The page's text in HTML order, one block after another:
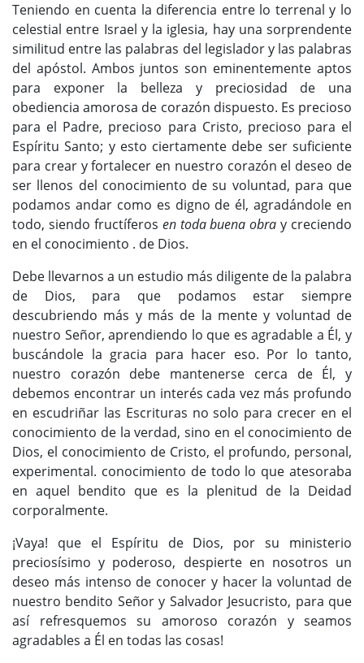
Teniendo en cuenta la diferencia entre lo terrenal y lo
celestial entre Israel y la iglesia, hay una sorprendente
similitud entre las palabras del legislador y las palabras
del apóstol. Ambos juntos son eminentemente aptos
para exponer la belleza y preciosidad de una
obediencia amorosa de corazón dispuesto. Es precioso
para el Padre, precioso para Cristo, precioso para el
Espíritu Santo; y esto ciertamente debe ser suficiente
para crear y fortalecer en nuestro corazón el deseo de
ser llenos del conocimiento de su voluntad, para que
podamos andar como es digno de él, agradándole en
todo, siendo fructíferos en toda buena obra y creciendo
en el conocimiento . de Dios.
Debe llevarnos a un estudio más diligente de la palabra
de Dios, para que podamos estar siempre
descubriendo más y más de la mente y voluntad de
nuestro Señor, aprendiendo lo que es agradable a Él, y
buscándole la gracia para hacer eso. Por lo tanto,
nuestro corazón debe mantenerse cerca de Él, y
debemos encontrar un interés cada vez más profundo
en escudriñar las Escrituras no solo para crecer en el
conocimiento de la verdad, sino en el conocimiento de
Dios, el conocimiento de Cristo, el profundo, personal,
experimental. conocimiento de todo lo que atesoraba
en aquel bendito que es la plenitud de la Deidad
corporalmente.
¡Vaya! que el Espíritu de Dios, por su ministerio
preciosísimo y poderoso, despierte en nosotros un
deseo más intenso de conocer y hacer la voluntad de
nuestro bendito Señor y Salvador Jesucristo, para que
así refresquemos su amoroso corazón y seamos
agradables a Él en todas las cosas!